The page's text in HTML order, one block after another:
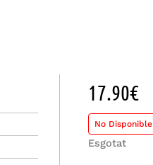
17.90€
No Disponible
Esgotat